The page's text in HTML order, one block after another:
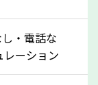
ップも！
トや座席の下
れが付着して
・電話な
レーション